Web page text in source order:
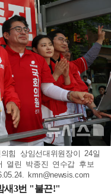
힘 상임선대위원장이 24일
열린 박종진 연수갑 후보
kmn@newsis.com